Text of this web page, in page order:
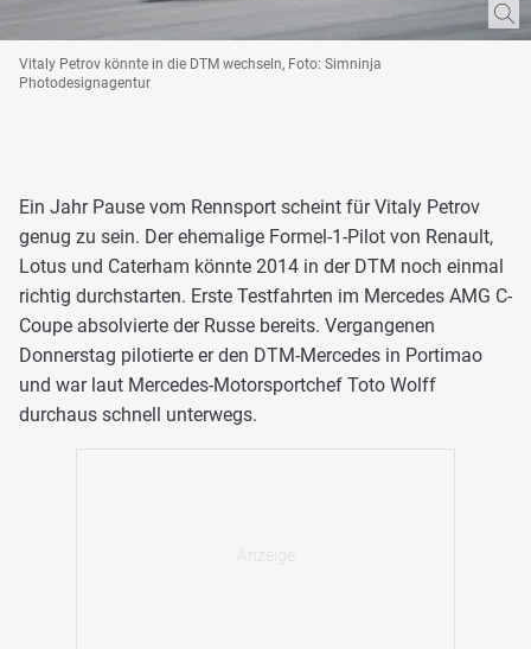
Vitaly Petrov könnte in die DTM wechseln, Foto: Simninja
Photodesignagentur
Ein Jahr Pause vom Rennsport scheint für Vitaly Petrov
genug zu sein. Der ehemalige Formel-1-Pilot von Renault,
Lotus und Caterham könnte 2014 in der DTM noch einmal
richtig durchstarten. Erste Testfahrten im Mercedes AMG C-
Coupe absolvierte der Russe bereits. Vergangenen
Donnerstag pilotierte er den DTM-Mercedes in Portimao
und war laut Mercedes-Motorsportchef Toto Wolff
durchaus schnell unterwegs.